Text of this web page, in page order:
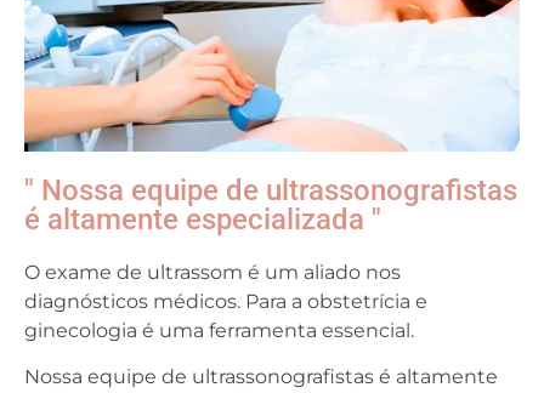
" Nossa equipe de ultrassonografistas
é altamente especializada "
O exame de ultrassom é um aliado nos
diagnósticos médicos. Para a obstetrícia e
ginecologia é uma ferramenta essencial.
Nossa equipe de ultrassonografistas é altamente